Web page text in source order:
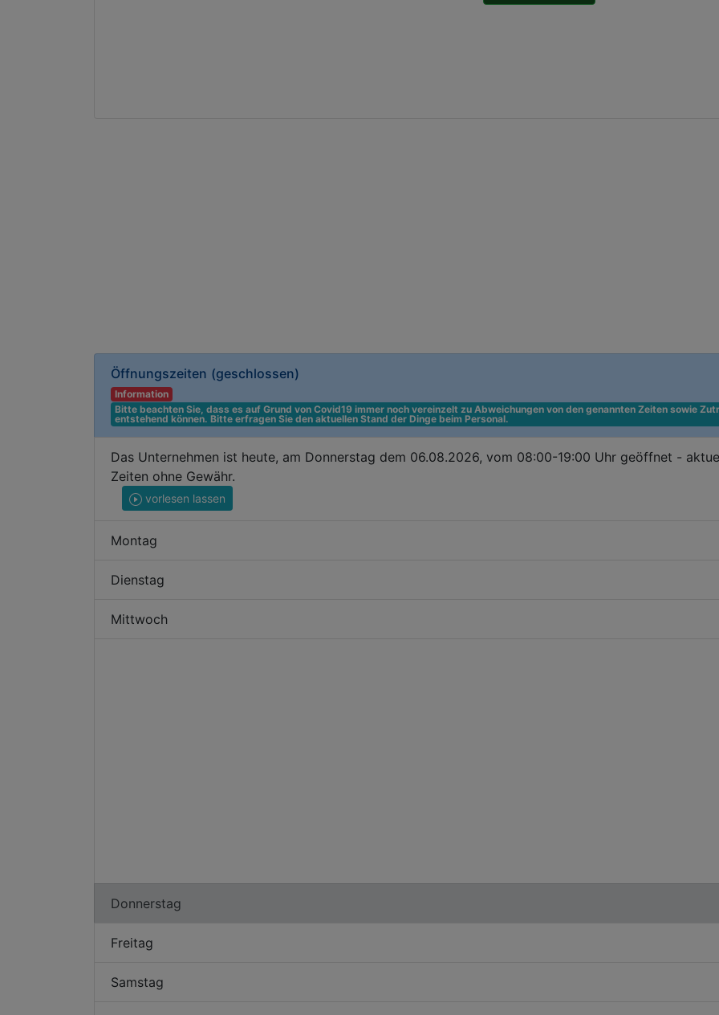
Öffnungszeiten (geschlossen)
Information
Bitte beachten Sie, dass es auf Grund von Covid19 immer noch vereinzelt zu Abweichungen von den genannten Zeiten sowie
entstehend können. Bitte erfragen Sie den aktuellen Stand der Dinge beim Personal.
Das Unternehmen ist heute, am Donnerstag dem 06.08.2026, vom 08:00-19:00 Uhr geöffnet -
Zeiten ohne Gewähr.
vorlesen lassen
Montag
Dienstag
Mittwoch
Donnerstag
Freitag
Samstag